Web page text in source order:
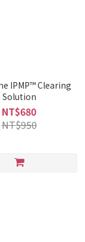
IPMP™ Clearing
Solution
NT$680
NT$950